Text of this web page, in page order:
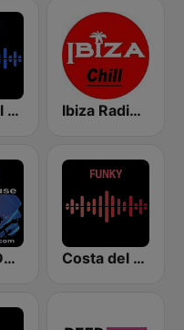
Costa del Mar Dance Ibiza Radios - Chill
Perfect Deep House Costa del Mar Funky